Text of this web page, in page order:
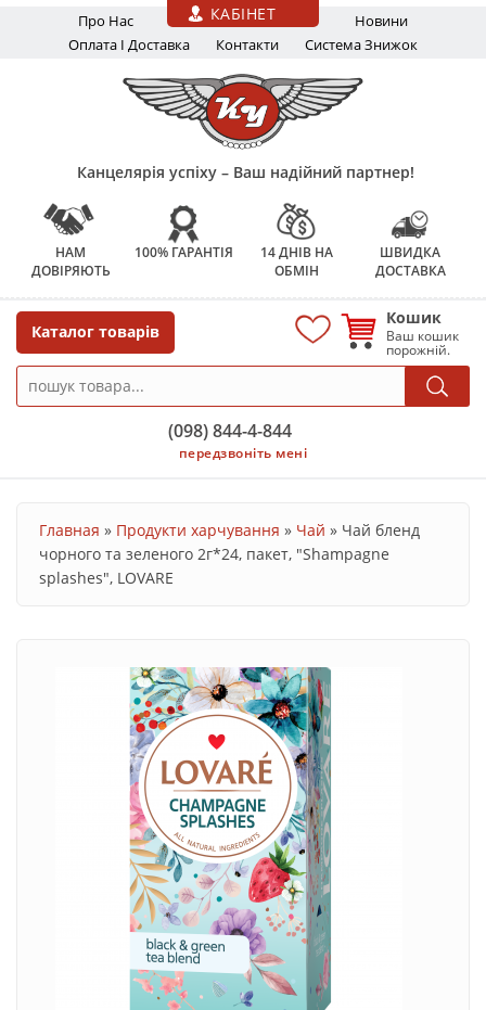
Перейти до основного вмісту
Про Нас
Новини
Оплата І Доставка
Контакти Система Знижок
КАБІНЕТ
Канцелярія успіху – Ваш надійний партнер!
НАМ
ДОВІРЯЮТЬ
100% ГАРАНТІЯ
14 ДНІВ НА
ОБМІН
ШВИДКА
ДОСТАВКА
Каталог товарів
(098) 844-4-844
передзвоніть мені
Кошик
Ваш кошик
порожній.
Ви є тут
Главная » Продукти харчування » Чай » Чай бленд
чорного та зеленого 2г*24, пакет, "Shampagne
splashes", LOVARE